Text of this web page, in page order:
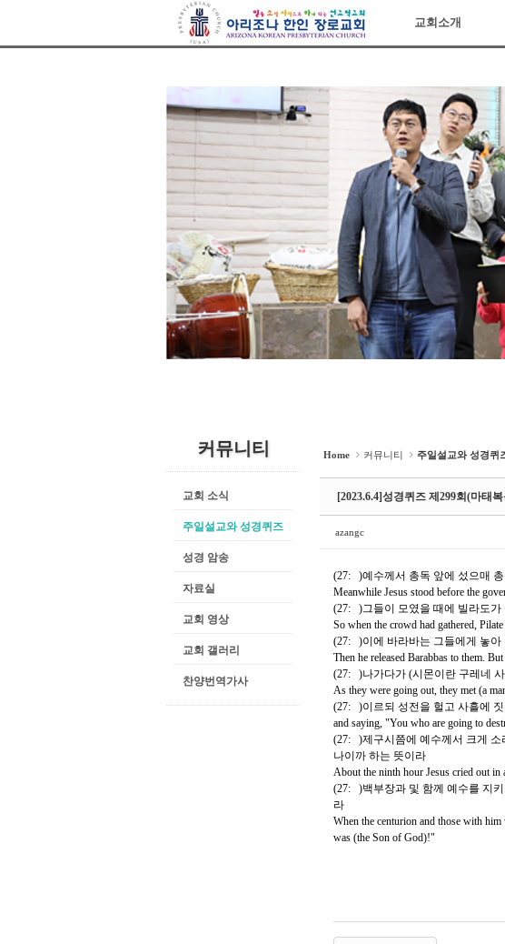
교회소개
커뮤니티
교회 소식
주일설교와 성경퀴즈
성경 암송
자료실
교회 영상
교회 갤러리
찬양번역가사
Home 커뮤니티 주일설교와 성경퀴
[2023.6.4]성경퀴즈 제299회(마태
azangc
(27: )예수께서 총독 앞에 섰으매
Meanwhile Jesus stood before the
(27: )그들이 모였을 때에 빌라도가
So when the crowd had gathered,
(27: )이에 바라바는 그들에게 놓아
Then he released Barabbas to them.
(27: )나가다가 (시몬이란 구레네
As they were going out, they met (a
(27: )이르되 성전을 헐고 사흘에
and saying, "You who are going to
(27: )제구시쯤에 예수께서 크게 소
나이까 하는 뜻이라
About the ninth hour Jesus cried out
(27: )백부장과 및 함께 예수를 지
라
When the centurion and those with
was (the Son of God)!"
Sketchbook5, 스케치북5
Sketchbook5, 스케치북5